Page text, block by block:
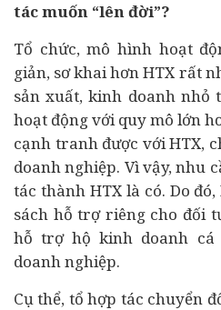
tác muốn “lên đời”?
Tổ chức, mô hình hoạt
giản, sơ khai hơn HTX rất
sản xuất, kinh doanh
hoạt động với quy mô lớn
cạnh tranh được với HTX,
doanh nghiệp. Vì vậy, nhu
tác thành HTX là có. Do
sách hỗ trợ riêng cho đối
hỗ trợ hộ kinh doanh cá
doanh nghiệp.
Cụ thể, tổ hợp tác chuyển